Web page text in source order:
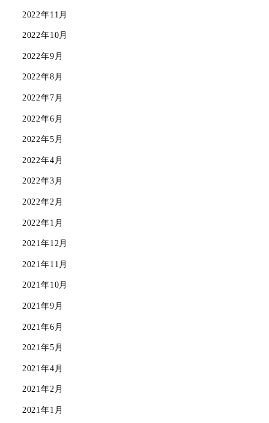
2022年11月
2022年10月
2022年9月
2022年8月
2022年7月
2022年6月
2022年5月
2022年4月
2022年3月
2022年2月
2022年1月
2021年12月
2021年11月
2021年10月
2021年9月
2021年6月
2021年5月
2021年4月
2021年2月
2021年1月